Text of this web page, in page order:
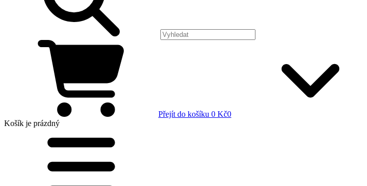
Přejít do košíku 0 Kč0
Košík je prázdný